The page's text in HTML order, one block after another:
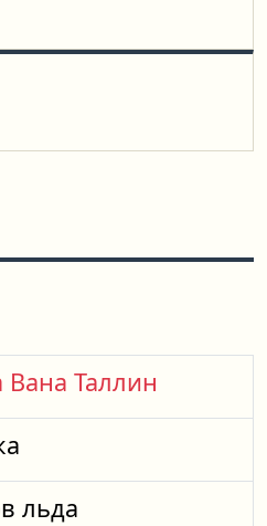
Вана Таллин
льда